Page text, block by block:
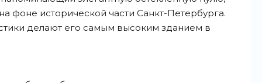
фоне исторической части Санкт-Петербурга.
делают его самым высоким зданием в